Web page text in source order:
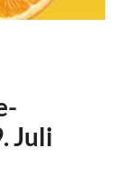
Juli